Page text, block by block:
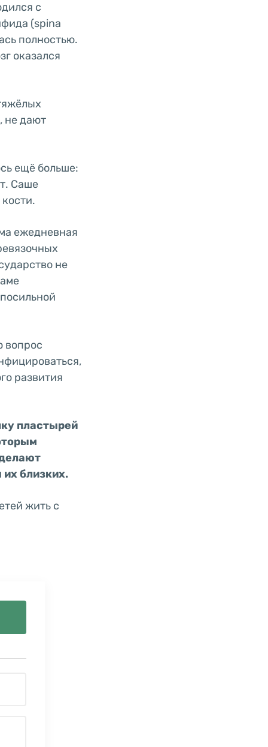
с
(spina
полностью.
оказался
не дают
ещё больше:
Саше
ежедневная
не
вопрос
развития
пластырей
близких.
жить с